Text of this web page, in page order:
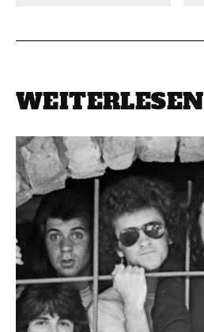
WEITERLESEN